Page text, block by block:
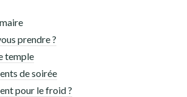
prendre ?
temple
de soirée
pour le froid ?